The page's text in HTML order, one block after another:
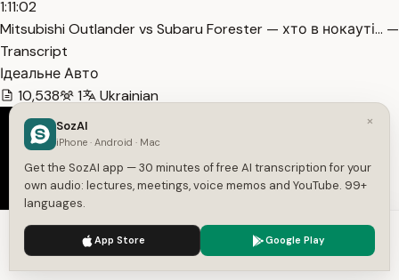
1:11:02
Mitsubishi Outlander vs Subaru Forester — хто в нокауті… —
Transcript
Ідеальне Авто
10,538
1 Ukrainian
We use cookies to enhance your experience.
×
SozAI
iPhone · Android · Mac
Get the SozAI app — 30 minutes of free AI transcription for your
own audio: lectures, meetings, voice memos and YouTube. 99+
languages.
App Store Google Play